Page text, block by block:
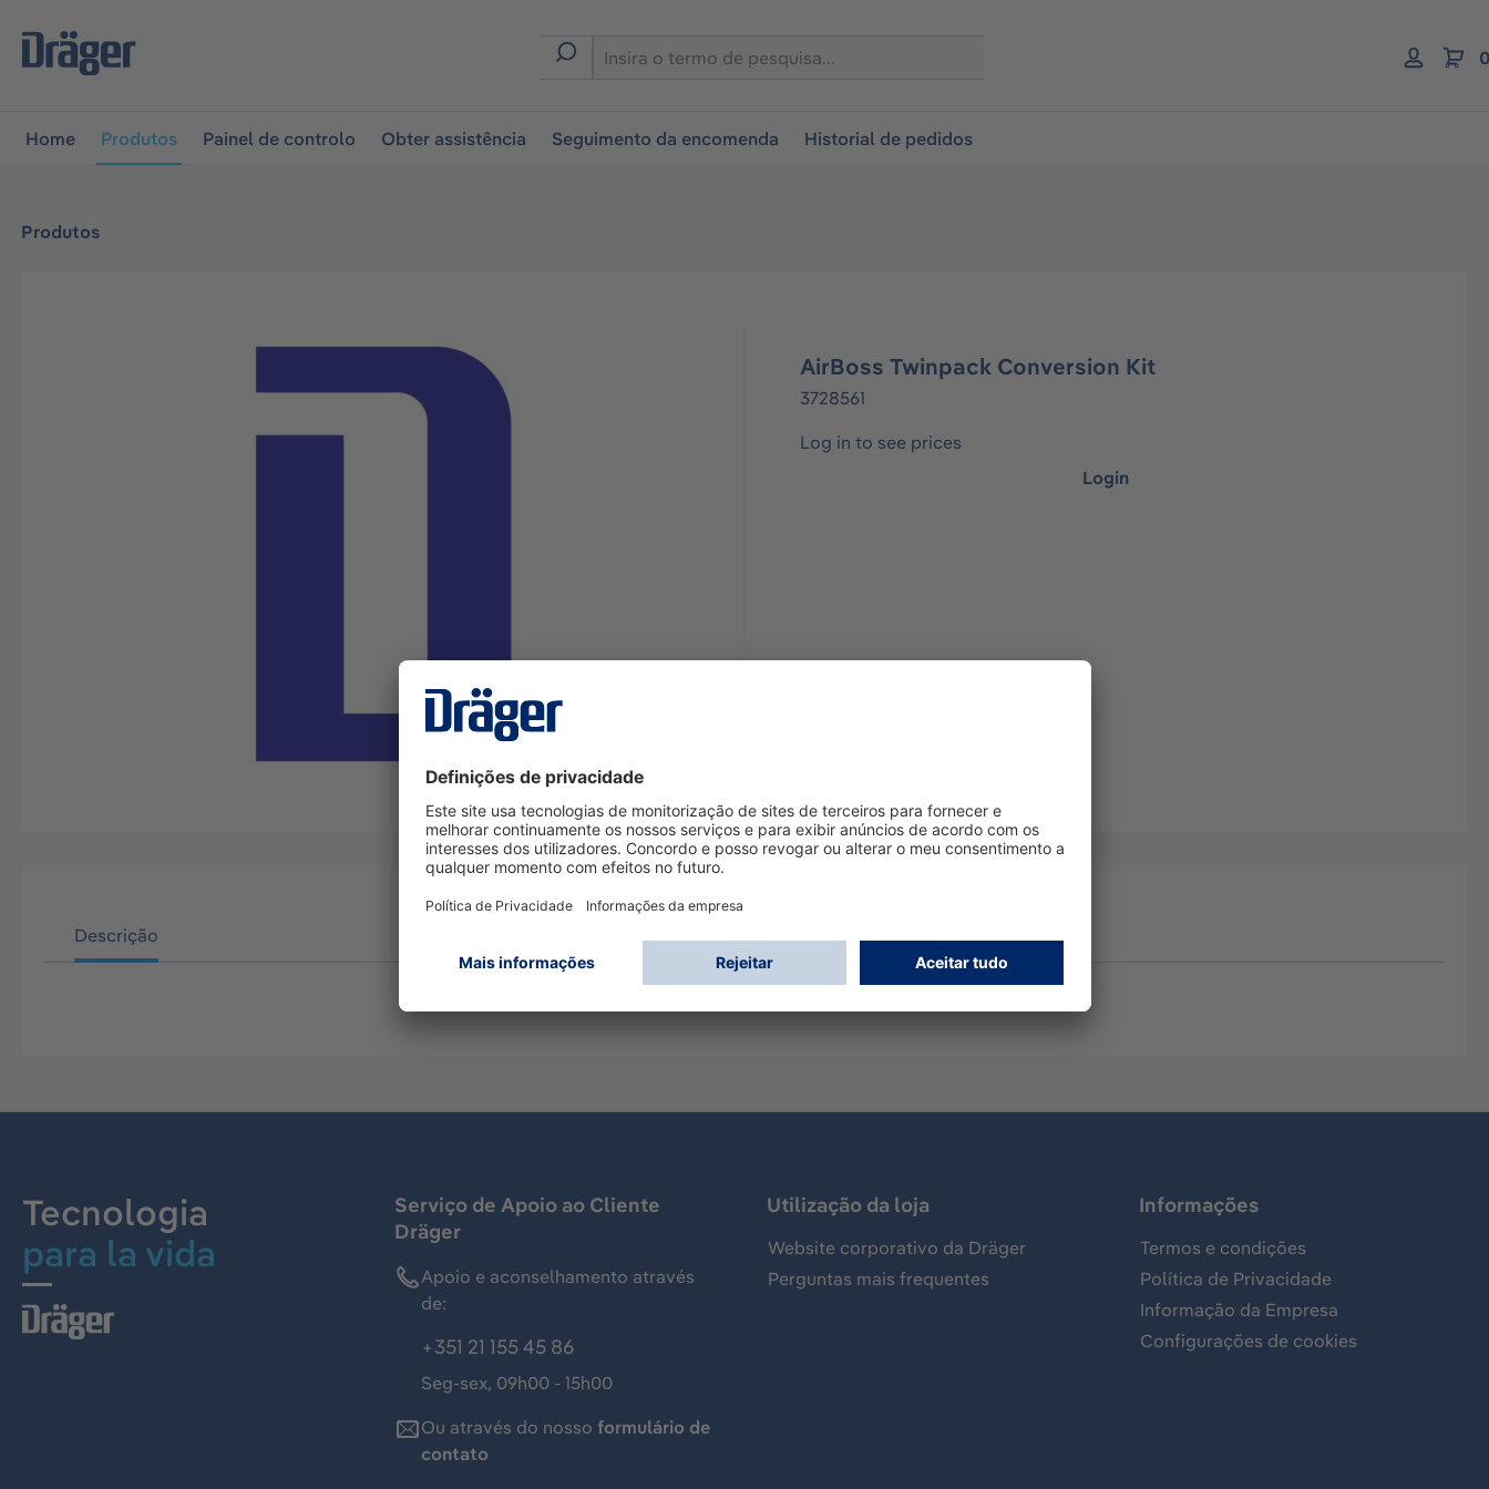
a navegação principal
Home Produtos Painel de controlo Obter assistência Seguimento da encomenda Historial de pedidos
Produtos
AirBoss Twinpack Conversion Kit
3728561
Log in to see prices
Login
Descrição
Tecnologia
para la vida
Serviço de Apoio ao Cliente
Dräger
Apoio e aconselhamento através
de:
+351 21 155 45 86
Seg-sex, 09h00 - 15h00
Ou através do nosso formulário de
contato
Utilização da loja
Website corporativo da Dräger
Perguntas mais frequentes
Informações
Termos e condições
Política de Privacidade
Informação da Empresa
Configurações de cookies